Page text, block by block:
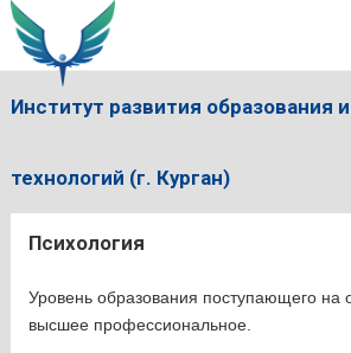
Институт развития образования
технологий (г. Курган)
Психология
Уровень образования поступающего на
высшее профессиональное.